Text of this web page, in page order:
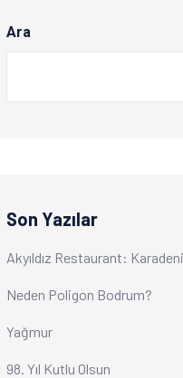
Ara
Son Yazılar
Akyıldız Restaurant:
Neden Poligon Bodrum?
Yağmur
98. Yıl Kutlu Olsun